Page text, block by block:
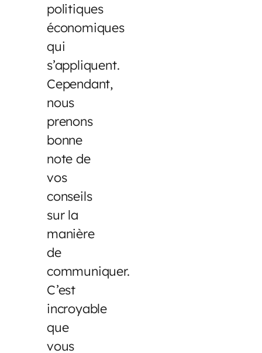
politiques
économiques
qui
s’appliquent.
Cependant,
nous
prenons
bonne
note de
vos
conseils
sur la
manière
de
communiquer.
C’est
incroyable
que
vous